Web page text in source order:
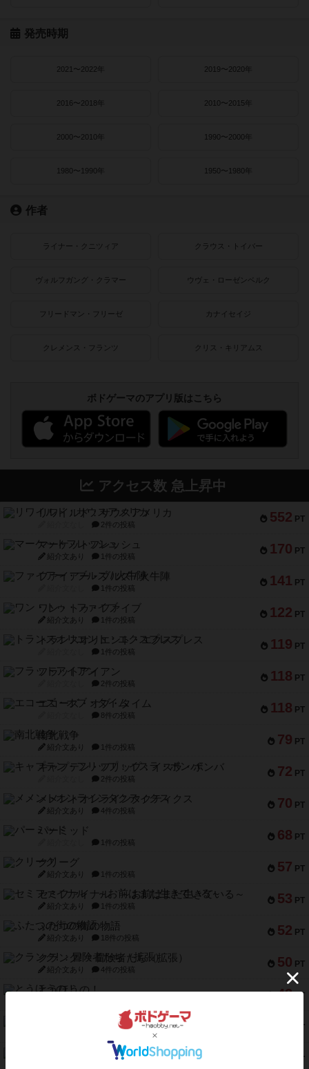
発売時期
2021〜2022年 2019〜2020年
2016〜2018年 2010〜2015年
2000〜2010年 1990〜2000年
1980〜1990年 1950〜1980年
作者
ライナー・クニツィア クラウス・トイバー
ヴォルフガング・クラマー ウヴェ・ローゼンベルク
フリードマン・フリーゼ カナイセイジ
クレメンス・フランツ クリス・キリアムス
ボドゲーマのアプリ版はこちら
アクセス数 急上昇中
552 PT
リワイルド：サウスアメリカ
2件の投稿
170 PT
マーケットフレッシュ
紹介文あり 1件の投稿
141 PT
ファイアー・ブルズ / 火牛陣
1件の投稿
122 PT
ワン・トゥ・ファイブ
紹介文あり 1件の投稿
119 PT
トランスオリエント・エクスプレス
1件の投稿
118 PT
フラットアイアン
2件の投稿
118 PT
エコーズ・オブ・タイム
8件の投稿
79 PT
南北戦争
紹介文あり 1件の投稿
72 PT
キャプテン・フリップ：イスラ・ボンバ
2件の投稿
70 PT
メメントオンラインタクティクス
紹介文あり 4件の投稿
68 PT
パーミッド
1件の投稿
57 PT
クリーグ
紹介文あり 1件の投稿
53 PT
セミファイナル ～お前はまだ生きている～
紹介文あり 1件の投稿
52 PT
ふたつの街の物語
紹介文あり 18件の投稿
50 PT
クランク! ：冒険者たち（拡張）
紹介文あり 4件の投稿
42 PT
とうほうの！
PT
スターマイン・ラミー ポケット
PT